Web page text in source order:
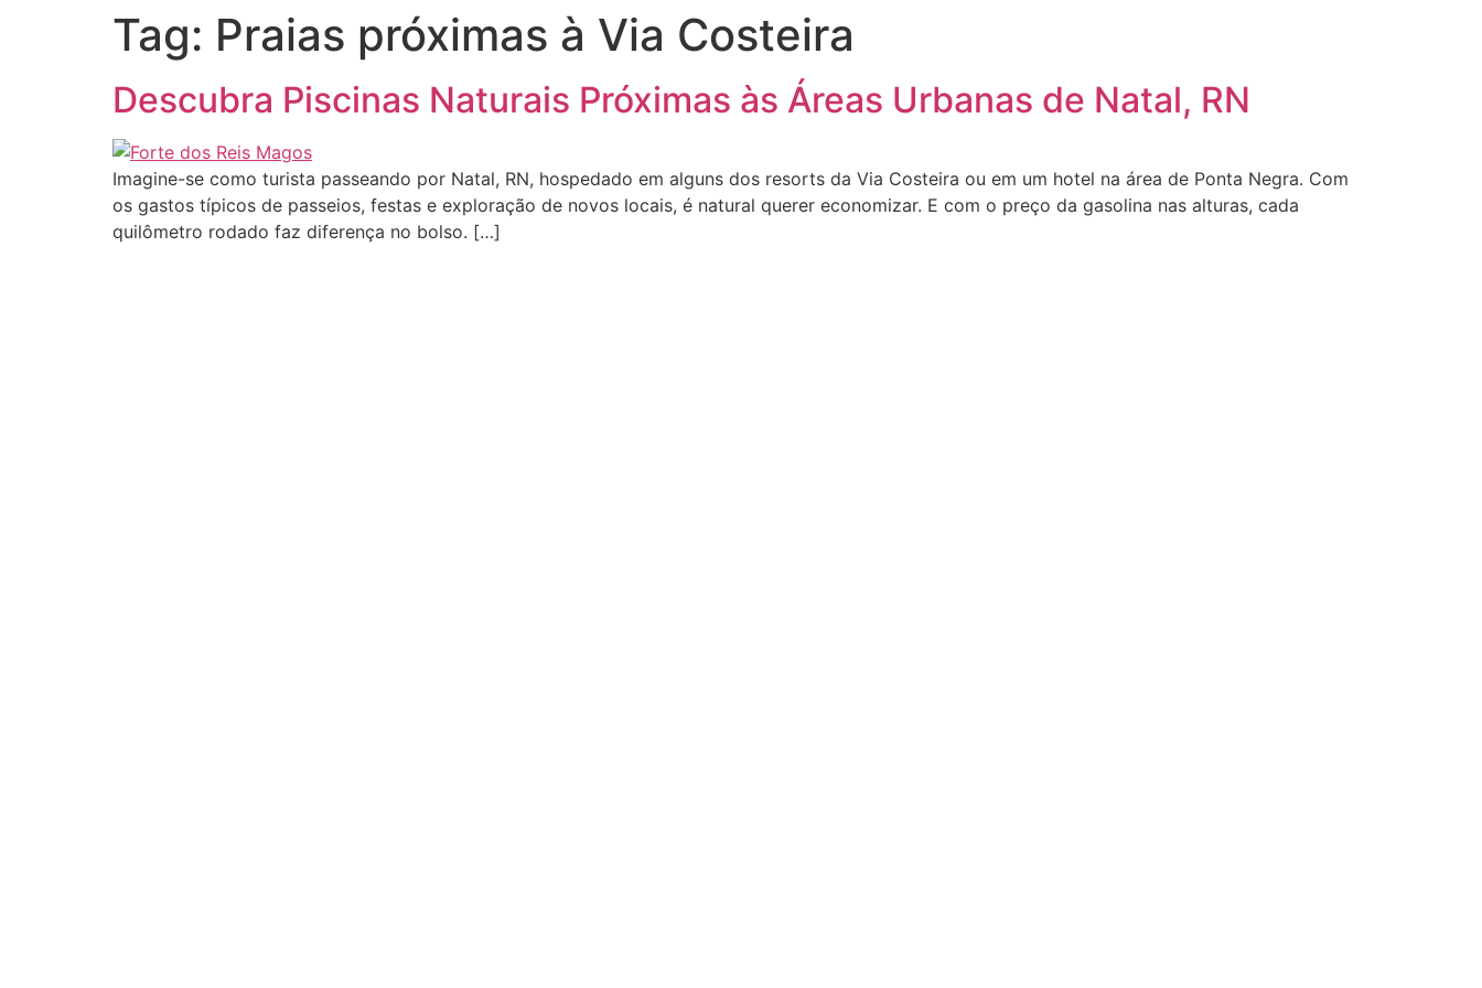
Tag: Praias próximas à Via Costeira
Descubra Piscinas Naturais Próximas às Áreas Urbanas de Natal, RN
Imagine-se como turista passeando por Natal, RN, hospedado em alguns dos resorts da Via Costeira ou em um hotel na área de Ponta Negra. Com
os gastos típicos de passeios, festas e exploração de novos locais, é natural querer economizar. E com o preço da gasolina nas alturas, cada
quilômetro rodado faz diferença no bolso. […]